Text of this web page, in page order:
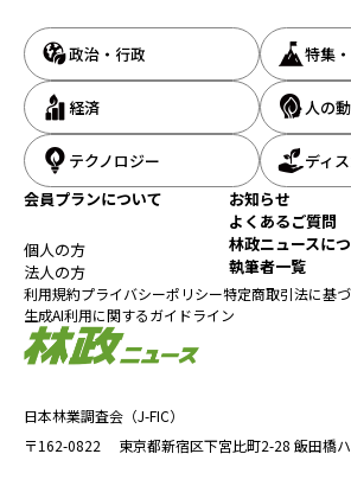
日本林業調査会（J-FIC）
〒162-0822
東京都新宿区下宮比町2-28 飯田橋
政治・行政 特集
経済 人の
テクノロジー
ディ
会員プランについて
個人の方
法人の方
お知らせ
よくあるご質問
林政ニュースに
執筆者一覧
利用規約プライバシーポリシー特定商取引法に基
生成AI利用に関するガイドライン